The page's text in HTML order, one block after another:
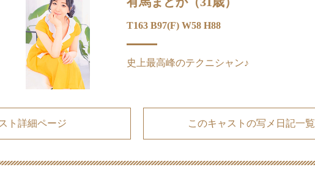
T163 B97(F) W58 H88
史上最高峰のテクニシャン♪
ト詳細ページ このキャストの写メ日記一覧